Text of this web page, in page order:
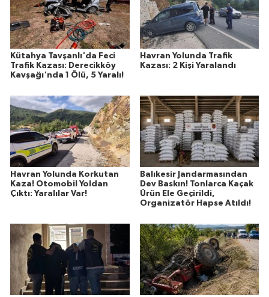
Kütahya Tavşanlı'da Feci
Trafik Kazası: Derecikköy
Kavşağı'nda 1 Ölü, 5 Yaralı!
Havran Yolunda Trafik
Kazası: 2 Kişi Yaralandı
Havran Yolunda Korkutan
Kaza! Otomobil Yoldan
Çıktı: Yaralılar Var!
Balıkesir Jandarmasından
Dev Baskın! Tonlarca Kaçak
Ürün Ele Geçirildi,
Organizatör Hapse Atıldı!